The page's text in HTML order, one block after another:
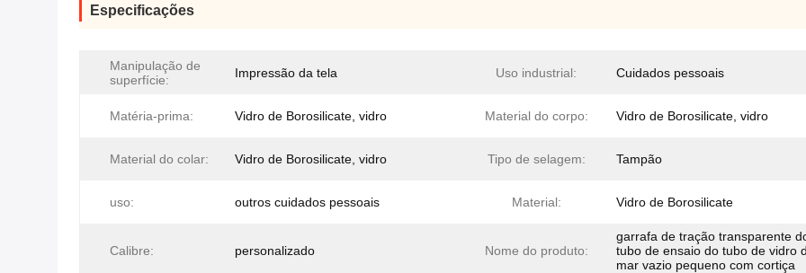
Especificações
Manipulação de
superfície:
Impressão da tela Uso industrial: Cuidados pessoais
Matéria-prima: Vidro de Borosilicate, vidro Material do corpo: Vidro de Borosilicate, vidro
Material do colar: Vidro de Borosilicate, vidro Tipo de selagem: Tampão
uso: outros cuidados pessoais Material: Vidro de Borosilicate
Calibre: personalizado Nome do produto:
garrafa de tração transparente
tubo de ensaio do tubo de vidro
mar vazio pequeno com cortiça